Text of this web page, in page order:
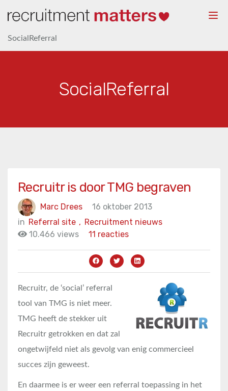
SocialReferral
SocialReferral
Recruitr is door TMG begraven
Marc Drees
16 oktober 2013
in
Recruitment nieuws
Referral site ,
10.466 views
11 reacties
Recruitr, de ‘social’ referral
tool van TMG is niet meer.
TMG heeft de stekker uit
Recruitr getrokken en dat zal
ongetwijfeld niet als gevolg van enig commercieel
succes zijn geweest.
En daarmee is er weer een referral toepassing in het